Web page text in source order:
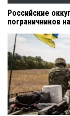
Российские
пограничников